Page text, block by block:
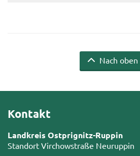
Nach oben
Kontakt
Landkreis Ostprignitz-Ruppin
Standort Virchowstraße Neuruppin